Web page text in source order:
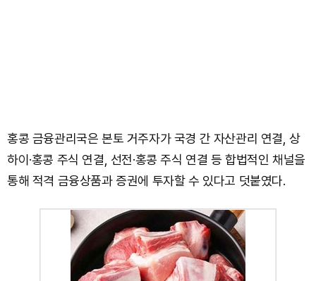
홍콩 금융관리국은 본토 거주자가 국경 간 자산관리 연결, 상
하이·홍콩 주식 연결, 선전·홍콩 주식 연결 등 합법적인 채널을
통해 적격 금융상품과 증권에 투자할 수 있다고 덧붙였다.